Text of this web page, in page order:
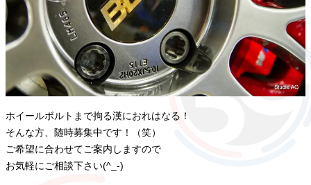
ホイールボルトまで拘る漢におれはなる！
そんな方、随時募集中です！（笑）
ご希望に合わせてご案内しますので
お気軽にご相談下さい(^_-)